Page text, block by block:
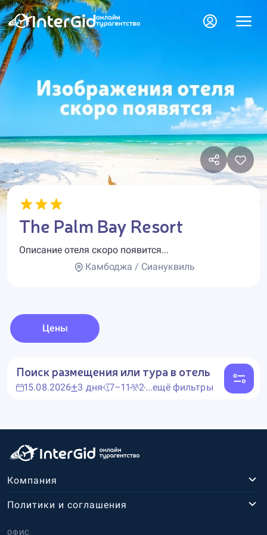
The Palm Bay Resort
Описание отеля скоро появится...
Камбоджа / Сиануквиль
Цены
Поиск размещения или тура в отель
15.08.2026 3 дня 7–11 2...ещё фильтры
Компания
ОФИС
Политики и соглашения